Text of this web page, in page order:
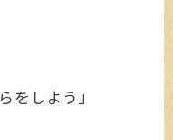
をしよう」